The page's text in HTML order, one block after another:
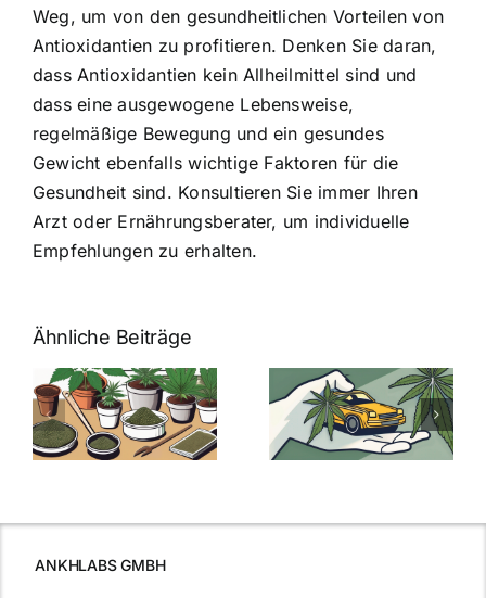
Weg, um von den gesundheitlichen Vorteilen von
Antioxidantien zu profitieren. Denken Sie daran,
dass Antioxidantien kein Allheilmittel sind und
dass eine ausgewogene Lebensweise,
regelmäßige Bewegung und ein gesundes
Gewicht ebenfalls wichtige Faktoren für die
Gesundheit sind. Konsultieren Sie immer Ihren
Arzt oder Ernährungsberater, um individuelle
Empfehlungen zu erhalten.
Ähnliche Beiträge
Neue THC-
Grenzwert-
Regelung:
Was Sie über
Cannabis und
müssen
Cannabis
Samen
kaufen: Alles
was Sie
ANKHLABS GMBH